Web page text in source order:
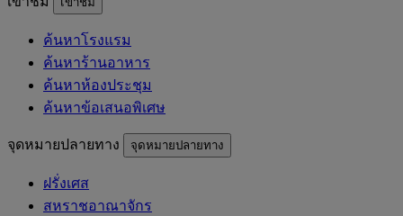
ค้นหาโรงแรม
ค้นหาร้านอาหาร
ค้นหาห้องประชุม
ค้นหาข้อเสนอพิเศษ
จุดหมายปลายทาง จุดหมายปลายทาง
ฝรั่งเศส
สหราชอาณาจักร